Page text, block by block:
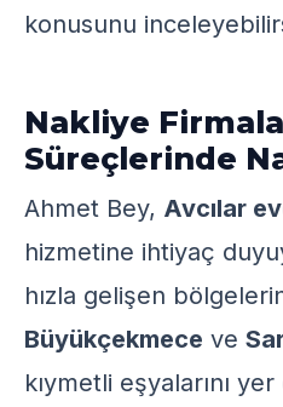
konusunu
Nakliye
Süreçlerinde
Ahmet Bey, Avcılar
hizmetine ihtiyaç
hızla gelişen
Büyükçekmece ve
kıymetli eşyalarını